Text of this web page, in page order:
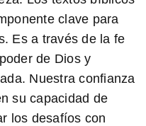
clave para
Es a través de la fe
de Dios y
Nuestra confianza
su capacidad de
los desafíos con